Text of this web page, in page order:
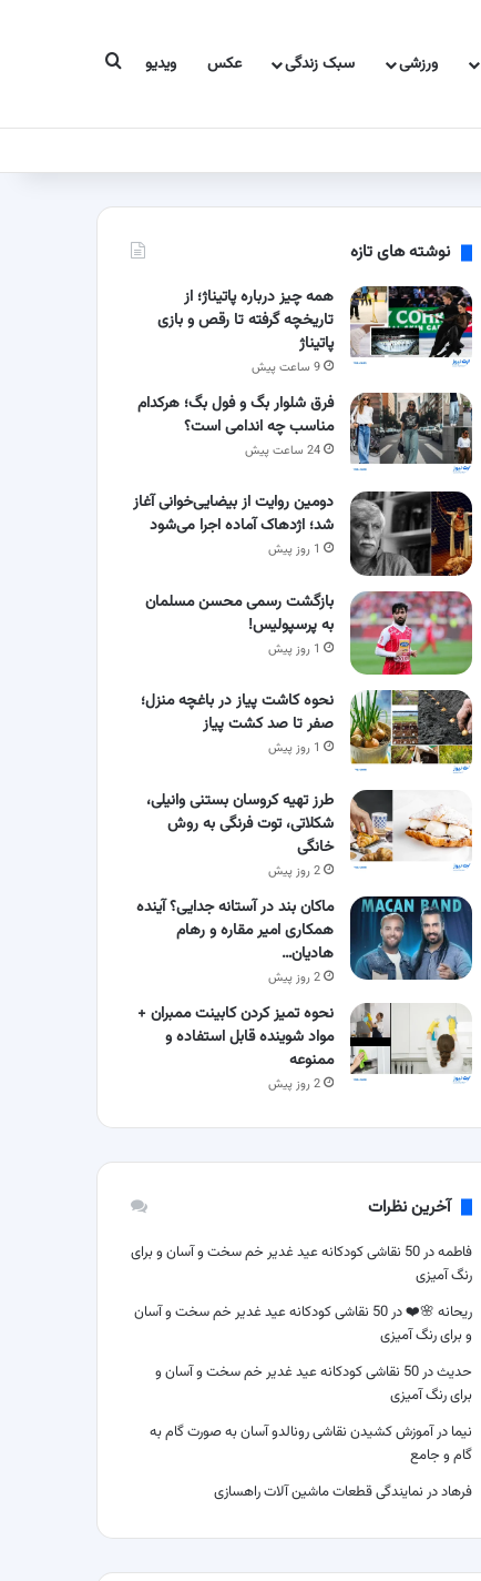
ورزشی سبک زندگی عکس ویدیو جستجو برای
نوشته های تازه
همه چیز درباره پاتیناژ؛ از
تاریخچه گرفته تا رقص و بازی
پاتیناژ
9 ساعت پیش
فرق شلوار بگ و فول بگ؛ هرکدام
مناسب چه اندامی است؟
24 ساعت پیش
دومین روایت از بیضایی‌خوانی آغاز
شد؛ اژدهاک آماده اجرا می‌شود
1 روز پیش
بازگشت رسمی محسن مسلمان
به پرسپولیس!
1 روز پیش
نحوه کاشت پیاز در باغچه منزل؛
صفر تا صد کشت پیاز
1 روز پیش
طرز تهیه کروسان بستنی وانیلی،
شکلاتی، توت فرنگی به روش
خانگی
2 روز پیش
ماکان بند در آستانه جدایی؟ آینده
همکاری امیر مقاره و رهام
هادیان…
2 روز پیش
نحوه تمیز کردن کابینت ممبران +
مواد شوینده قابل استفاده و
ممنوعه
2 روز پیش
آخرین نظرات
فاطمهدر
50 نقاشی کودکانه عید غدیر خم سخت و آسان و برای
رنگ آمیزی
ریحانه 🌸❤️در
50 نقاشی کودکانه عید غدیر خم سخت و آسان
و برای رنگ آمیزی
حدیثدر
50 نقاشی کودکانه عید غدیر خم سخت و آسان و
برای رنگ آمیزی
نیما درآموزش کشیدن نقاشی رونالدو آسان به صورت گام به
گام و جامع
فرهاددر نمایندگی قطعات ماشین آلات راهسازی